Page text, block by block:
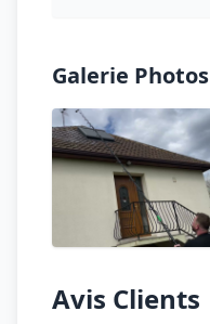
Galerie Photos
Avis Clients